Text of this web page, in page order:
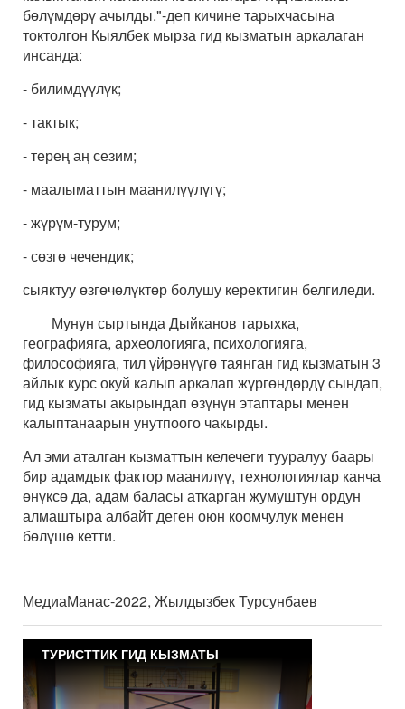
бөлүмдөрү ачылды."-деп кичине тарыхчасына
токтолгон Кыялбек мырза гид кызматын аркалаган
инсанда:
- билимдүүлүк;
- тактык;
- терең аң сезим;
- маалыматтын маанилүүлүгү;
- жүрүм-турум;
- сөзгө чечендик;
сыяктуу өзгөчөлүктөр болушу керектигин белгиледи.
Мунун сыртында Дыйканов тарыхка,
географияга, археологияга, психологияга,
философияга, тил үйрөнүүгө таянган гид кызматын 3
айлык курс окуй калып аркалап жүргөндөрдү сындап,
гид кызматы акырындап өзүнүн этаптары менен
калыптанаарын унутпоого чакырды.
Ал эми аталган кызматтын келечеги тууралуу баары
бир адамдык фактор маанилүү, технологиялар канча
өнүксө да, адам баласы аткарган жумуштун ордун
алмаштыра албайт деген оюн коомчулук менен
бөлүшө кетти.
МедиаМанас-2022, Жылдызбек Турсунбаев
ТУРИСТТИК ГИД КЫЗМАТЫ